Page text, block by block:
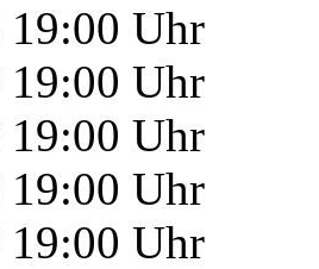
19:00 Uhr
19:00 Uhr
19:00 Uhr
19:00 Uhr
19:00 Uhr